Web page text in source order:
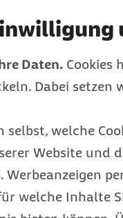
Daten. Cookies
Dabei setzen
selbst, welche
Website und
Werbeanzeigen
welche Inhalte
Wut,
diese